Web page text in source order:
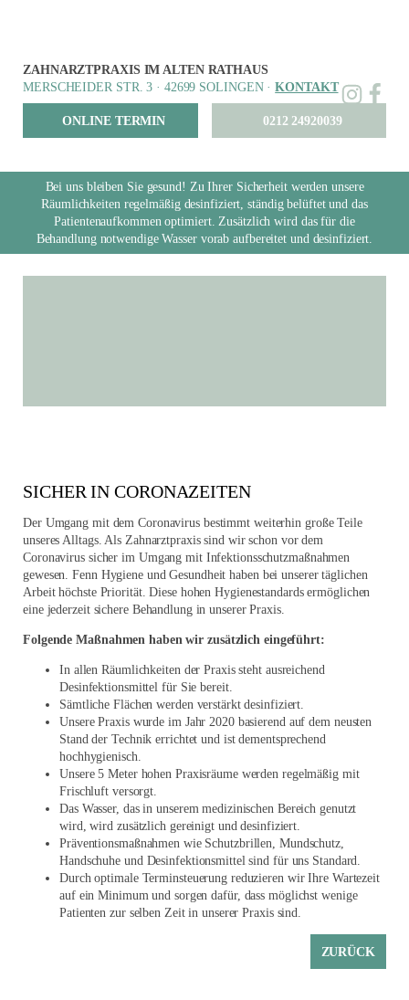
ZAHNARZTPRAXIS IM ALTEN RATHAUS
MERSCHEIDER STR. 3 · 42699 SOLINGEN ·KONTAKT
ONLINE TERMIN 0212 24920039
Bei uns bleiben Sie gesund! Zu Ihrer Sicherheit werden unsere
Räumlichkeiten regelmäßig desinfiziert, ständig belüftet und das
Patientenaufkommen optimiert. Zusätzlich wird das für die
Behandlung notwendige Wasser vorab aufbereitet und desinfiziert.
SICHER IN CORONAZEITEN
Der Umgang mit dem Coronavirus bestimmt weiterhin große Teile
unseres Alltags. Als Zahnarztpraxis sind wir schon vor dem
Coronavirus sicher im Umgang mit Infektionsschutzmaßnahmen
gewesen. Fenn Hygiene und Gesundheit haben bei unserer täglichen
Arbeit höchste Priorität. Diese hohen Hygienestandards ermöglichen
eine jederzeit sichere Behandlung in unserer Praxis.
Folgende Maßnahmen haben wir zusätzlich eingeführt:
In allen Räumlichkeiten der Praxis steht ausreichend
Desinfektionsmittel für Sie bereit.
Sämtliche Flächen werden verstärkt desinfiziert.
Unsere Praxis wurde im Jahr 2020 basierend auf dem neusten
Stand der Technik errichtet und ist dementsprechend
hochhygienisch.
Unsere 5 Meter hohen Praxisräume werden regelmäßig mit
Frischluft versorgt.
Das Wasser, das in unserem medizinischen Bereich genutzt
wird, wird zusätzlich gereinigt und desinfiziert.
Präventionsmaßnahmen wie Schutzbrillen, Mundschutz,
Handschuhe und Desinfektionsmittel sind für uns Standard.
Durch optimale Terminsteuerung reduzieren wir Ihre Wartezeit
auf ein Minimum und sorgen dafür, dass möglichst wenige
Patienten zur selben Zeit in unserer Praxis sind.
ZURÜCK